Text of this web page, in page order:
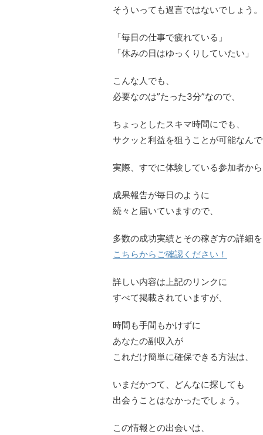
そういっても過言ではないでしょう。
「毎日の仕事で疲れている」
「休みの日はゆっくりしていたい」
こんな人でも、
必要なのは”たった3分”なので、
ちょっとしたスキマ時間にでも、
サクッと利益を狙うことが可能なんで
実際、すでに体験している参加者から
成果報告が毎日のように
続々と届いていますので、
多数の成功実績とその稼ぎ方の詳細を
こちらからご確認ください！
詳しい内容は上記のリンクに
すべて掲載されていますが、
時間も手間もかけずに
あなたの副収入が
これだけ簡単に確保できる方法は、
いまだかつて、どんなに探しても
出会うことはなかったでしょう。
この情報との出会いは、